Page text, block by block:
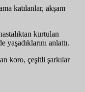
katılanlar, akşam
kurtulan
anlattı.
koro, çeşitli şarkılar